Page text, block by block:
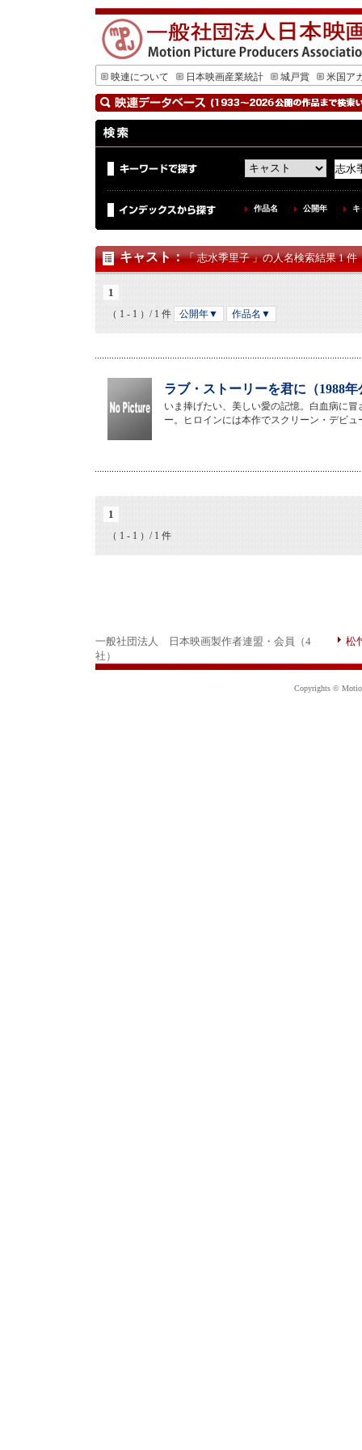
映連について 日本映画産業統計 城戸賞 米国ア
作品名 公開年
キャスト：「 志水季里子 」の人名検索結果 1 件
1
（ 1 - 1 ）/ 1 件 公開年▼ 作品名▼
ラブ・ストーリーを君に（1988年
いま捧げたい、美しい愛の記憶。白血病に
ー。ヒロインには本作でスクリーン・デビ
1
（ 1 - 1 ）/ 1 件
一般社団法人 日本映画製作者連盟・会員（4
社）
松
Copyrights ©